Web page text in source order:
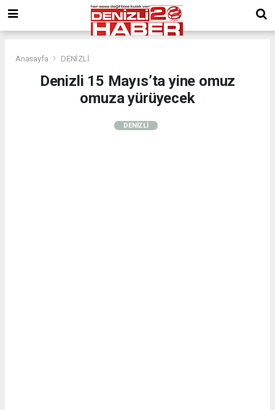
Anasayfa DENİZLİ
Denizli 15 Mayıs’ta yine omuz
omuza yürüyecek
DENİZLİ